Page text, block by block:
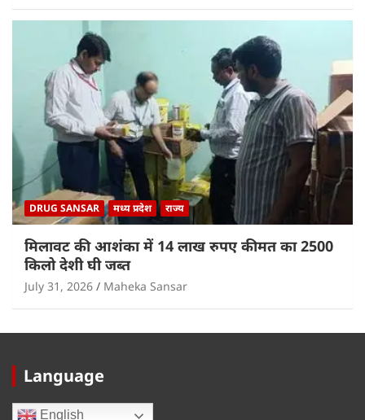
DRUG SANSAR मध्य प्रदेश राज्य
मिलावट की आशंका में 14 लाख रुपए कीमत का 2500
किलो देशी घी जब्त
July 31, 2026 Maheka Sansar
Language
English